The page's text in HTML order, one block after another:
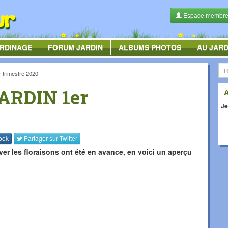
Espace
FORUMJARDIN ALBUMSPHOTOS AU
trimestre 2020
1er
Partager surTwitter
les floraisons ont été en avance, en voici un aperçu